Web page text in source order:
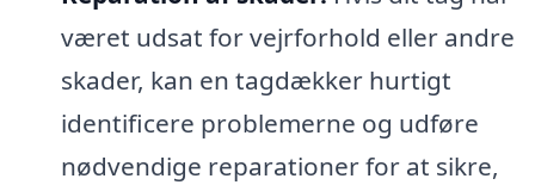
været udsat for vejrforhold eller andre
skader, kan en tagdækker hurtigt
identificere problemerne og udføre
nødvendige reparationer for at sikre,